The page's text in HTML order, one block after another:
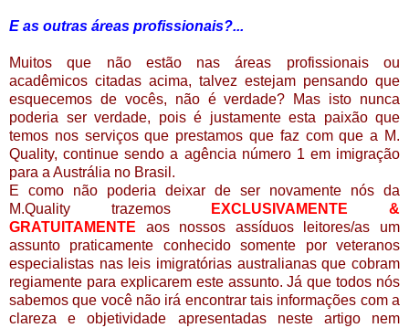
E as outras áreas profissionais?...
Muitos que não estão nas áreas profissionais ou
acadêmicos citadas acima, talvez estejam pensando que
esquecemos de vocês, não é verdade? Mas isto nunca
poderia ser verdade, pois é justamente esta paixão que
temos nos serviços que prestamos que faz com que a M.
Quality, continue sendo a agência número 1 em imigração
para a Austrália no Brasil.
E como não poderia deixar de ser novamente nós da
M.Quality trazemos
EXCLUSIVAMENTE &
GRATUITAMENTE aos nossos assíduos leitores/as um
assunto praticamente conhecido somente por veteranos
especialistas nas leis imigratórias australianas que cobram
regiamente para explicarem este assunto. Já que todos nós
sabemos que você não irá encontrar tais informações com a
clareza e objetividade apresentadas neste artigo nem